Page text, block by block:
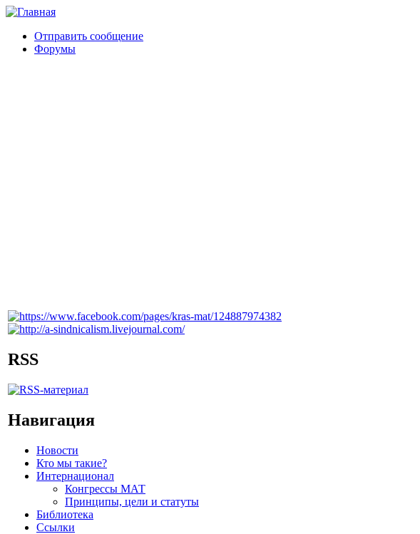
Отправить сообщение
Форумы
RSS
Навигация
Новости
Кто мы такие?
Интернационал
Конгрессы МАТ
Принципы, цели и статуты
Библиотека
Ссылки